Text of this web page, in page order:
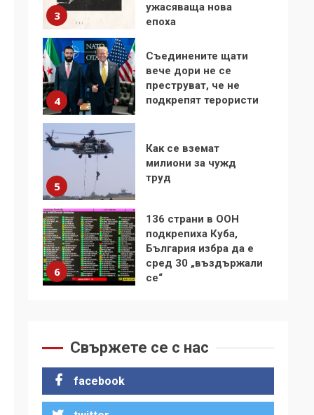
3
ужасяваща нова
епоха
4
Съединените щати
вече дори не се
преструват, че не
подкрепят терористи
5
Как се вземат
милиони за чужд
труд
6
136 страни в ООН
подкрепиха Куба,
България избра да е
сред 30 „въздържали
се“
демокрацията
на Фидел Кастро –
Свържете се с нас
facebook